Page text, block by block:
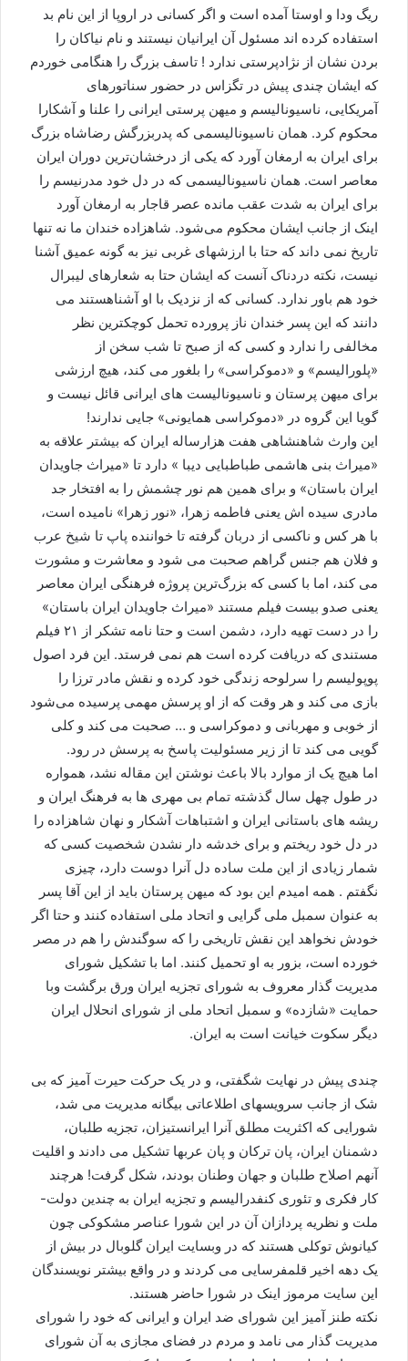
ریگ ودا و اوستا آمده است و اگر کسانی در اروپا از این نام بد
استفاده کرده اند مسئول آن ایرانیان نیستند و نام نیاکان را
بردن نشان از نژادپرستی ندارد ! تاسف بزرگ را هنگامی خوردم
که ایشان چندی پیش در تگزاس در حضور سناتورهای
آمریکایی، ناسیونالیسم و میهن پرستی ایرانی را علنا و آشکارا
محکوم کرد. همان ناسیونالیسمی که پدربزرگش رضاشاه بزرگ
برای ایران به ارمغان آورد که یکی از درخشان‌ترین دوران ایران
معاصر است. همان ناسیونالیسمی که در دل خود مدرنیسم را
برای ایران به شدت عقب مانده عصر قاجار به ارمغان آورد
اینک از جانب ایشان محکوم می‌شود. شاهزاده خندان ما نه تنها
تاریخ نمی داند که حتا با ارزشهای غربی نیز به گونه عمیق آشنا
نیست، نکته دردناک آنست که ایشان حتا به شعارهای لیبرال
خود هم باور ندارد. کسانی که از نزدیک با او آشناهستند می
دانند که این پسر خندان ناز پرورده تحمل کوچکترین نظر
مخالفی را ندارد و کسی که از صبح تا شب سخن از
«پلورالیسم» و «دموکراسی» را بلغور می کند، هیچ ارزشی
برای میهن پرستان و ناسیونالیست های ایرانی قائل نیست و
گویا این گروه در «دموکراسی همایونی» جایی ندارند!
این وارث شاهنشاهی هفت هزارساله ایران که بیشتر علاقه به
«میراث بنی هاشمی طباطبایی دیبا » دارد تا «میراث جاویدان
ایران باستان» و برای همین هم نور چشمش را به افتخار جد
مادری سیده اش یعنی فاطمه زهرا، «نور زهرا» نامیده است،
با هر کس و ناکسی از دربان گرفته تا خواننده پاپ تا شیخ عرب
و فلان هم جنس گراهم صحبت می شود و معاشرت و مشورت
می کند، اما با کسی که بزرگ‌ترین پروژه فرهنگی ایران معاصر
یعنی صدو بیست فیلم مستند «میراث جاویدان ایران باستان»
را در دست تهیه دارد، دشمن است و حتا نامه تشکر از ۲۱ فیلم
مستندی که دریافت کرده است هم نمی فرستد. این فرد اصول
پوپولیسم را سرلوحه زندگی خود کرده و نقش مادر ترزا را
بازی می کند و هر وقت که از او پرسش مهمی پرسیده می‌شود
از خوبی و مهربانی و دموکراسی و … صحبت می کند و کلی
گویی می کند تا از زیر مسئولیت پاسخ به پرسش در رود.
اما هیچ یک از موارد بالا باعث نوشتن این مقاله نشد، همواره
در طول چهل سال گذشته تمام بی مهری ها به فرهنگ ایران و
ریشه های باستانی ایران و اشتباهات آشکار و نهان شاهزاده را
در دل خود ریختم و برای خدشه دار نشدن شخصیت کسی که
شمار زیادی از این ملت ساده دل آنرا دوست دارد، چیزی
نگفتم . همه امیدم این بود که میهن پرستان باید از این آقا پسر
به عنوان سمبل ملی گرایی و اتحاد ملی استفاده کنند و حتا اگر
خودش نخواهد این نقش تاریخی را که سوگندش را هم در مصر
خورده است، بزور به او تحمیل کنند. اما با تشکیل شورای
مدیریت گذار معروف به شورای تجزیه ایران ورق برگشت وبا
حمایت «شازده» و سمبل اتحاد ملی از شورای انحلال ایران
دیگر سکوت خیانت است به ایران.
چندی پیش در نهایت شگفتی، و در یک حرکت حیرت آمیز که بی
شک از جانب سرویسهای اطلاعاتی بیگانه مدیریت می شد،
شورایی که اکثریت مطلق آنرا ایرانستیزان، تجزیه طلبان،
دشمنان ایران، پان ترکان و پان عربها تشکیل می دادند و اقلیت
آنهم اصلاح طلبان و جهان وطنان بودند، شکل گرفت! هرچند
کار فکری و تئوری کنفدرالیسم و تجزیه ایران به چندین دولت-
ملت و نظریه پردازان آن در این شورا عناصر مشکوکی چون
کیانوش توکلی هستند که در وبسایت ایران گلوبال در بیش از
یک دهه اخیر قلمفرسایی می کردند و در واقع بیشتر نویسندگان
این سایت مرموز اینک در شورا حاضر هستند.
نکته طنز آمیز این شورای ضد ایران و ایرانی که خود را شورای
مدیریت گذار می نامد و مردم در فضای مجازی به آن شورای